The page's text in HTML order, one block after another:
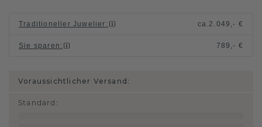
Traditioneller Juwelier : ca.2.049,- €
Sie sparen : 789,- €
Voraussichtlicher Versand:
Standard :